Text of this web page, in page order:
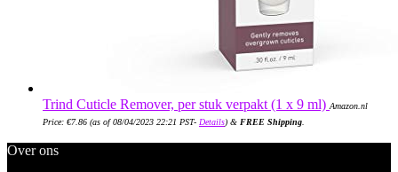
Trind Cuticle Remover, per stuk verpakt (1 x 9 ml) Amazon.nl
Price: €7.86 (as of 08/04/2023 22:21 PST- Details) & FREE Shipping
Over ons